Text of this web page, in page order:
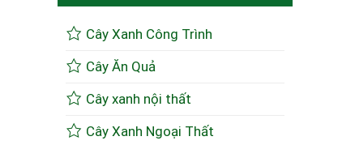
Cây Xanh Công Trình
Cây Ăn Quả
Cây xanh nội thất
Cây Xanh Ngoại Thất